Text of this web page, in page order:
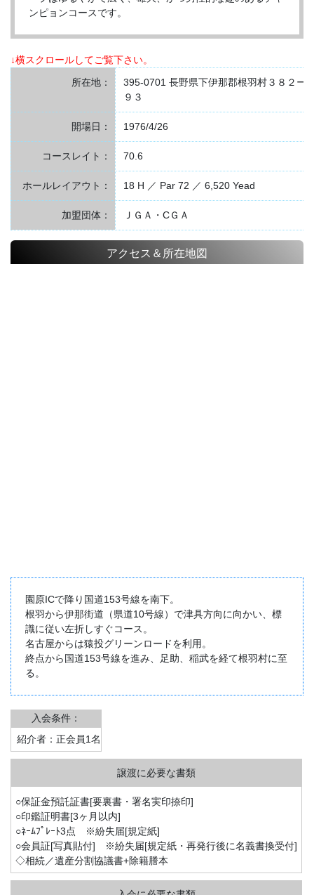
ンピョンコースです。
↓横スクロールしてご覧下さい。
所在地：
395-0701 長野県下伊那郡根羽村３８２ー
９３
開場日： 1976/4/26
コースレイト： 70.6
ホールレイアウト： 18 H ／ Par 72 ／ 6,520 Yead
加盟団体： ＪＧＡ・CＧＡ
アクセス＆所在地図
園原ICで降り国道153号線を南下。
根羽から伊那街道（県道10号線）で津具方向に向かい、標
識に従い左折しすぐコース。
名古屋からは猿投グリーンロードを利用。
終点から国道153号線を進み、足助、稲武を経て根羽村に至
る。
入会条件：
紹介者：正会員1名
○保証金預託証書[要裏書・署名実印捺印]
○印鑑証明書[3ヶ月以内]
○ﾈｰﾑﾌﾟﾚｰﾄ3点 ※紛失届[規定紙]
○会員証[写真貼付] ※紛失届[規定紙・再発行後に名義書換受付]
◇相続／遺産分割協議書+除籍謄本